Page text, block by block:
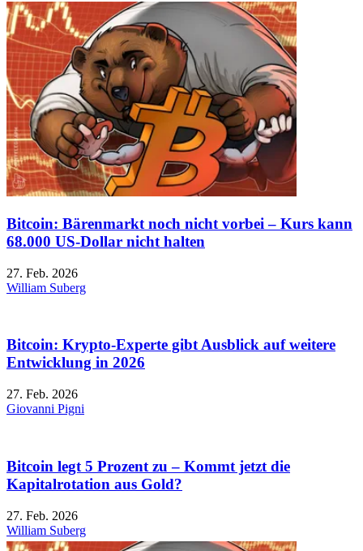
Bitcoin: Bärenmarkt noch nicht vorbei – Kurs kann
68.000 US-Dollar nicht halten
27. Feb. 2026
William Suberg
Bitcoin: Krypto-Experte gibt Ausblick auf weitere
Entwicklung in 2026
27. Feb. 2026
Giovanni Pigni
Bitcoin legt 5 Prozent zu – Kommt jetzt die
Kapitalrotation aus Gold?
27. Feb. 2026
William Suberg